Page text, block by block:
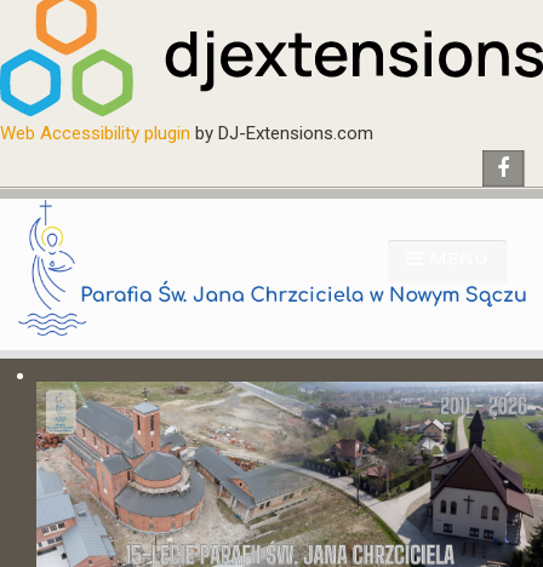
Web Accessibility plugin by DJ-Extensions.com